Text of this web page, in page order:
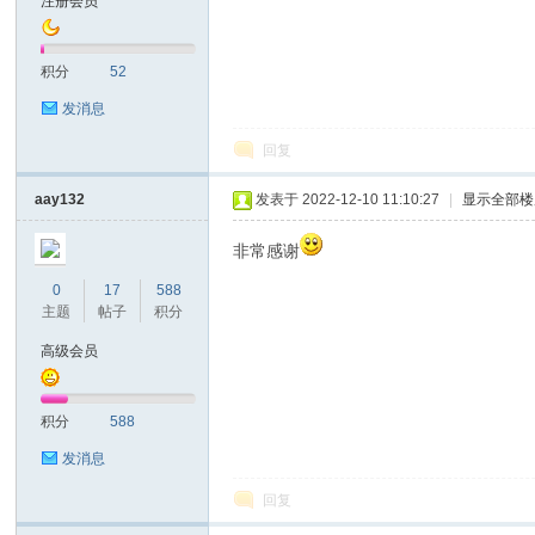
(C
积分 52
发消息
回复
aay132
0
主题
17
帖子
588
积分
高级会员
积分 588
发消息
发表于 2022-12-10 11:10:27 显示全部
非常感谢
回复